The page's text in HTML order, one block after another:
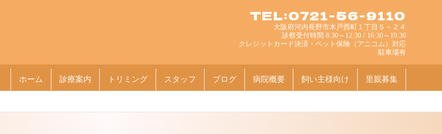
TEL:0721-56-9110
大阪府河内長野市木戸西町１丁目５－２４
診察受付時間 8:30～12:30 / 16:30～19:30
クレジットカード決済・ペット保険（アニコム）対応
駐車場有
ホーム 診療案内 トリミング スタッフ ブログ 病院概要 飼い主様向け 里親募集